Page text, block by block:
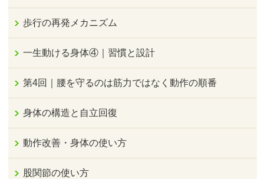
歩行の再発メカニズム
一生動ける身体④｜習慣と設計
第4回｜腰を守るのは筋力ではなく動作の順番
身体の構造と自立回復
動作改善・身体の使い方
股関節の使い方